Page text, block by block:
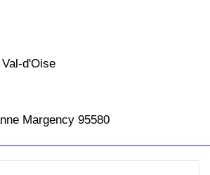
d'Oise
Margency 95580